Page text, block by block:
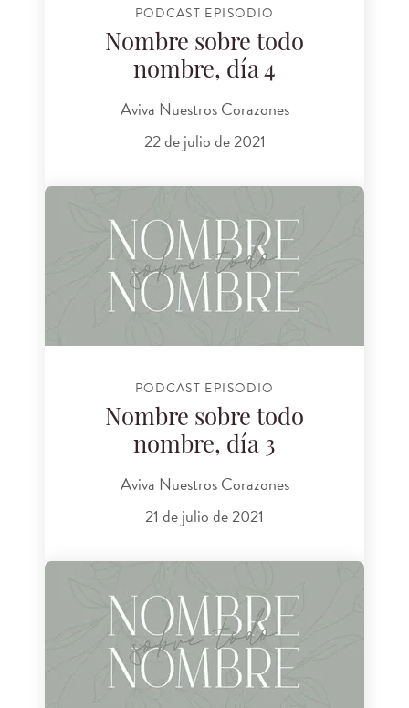
PODCAST EPISODIO
Nombre sobre todo
nombre, día 4
Aviva Nuestros Corazones
22 de julio de 2021
PODCAST EPISODIO
Nombre sobre todo
nombre, día 3
Aviva Nuestros Corazones
21 de julio de 2021